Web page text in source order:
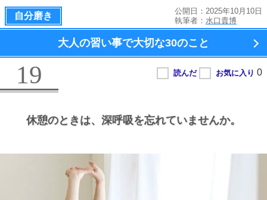
自分磨き
公開日：2025年10月10日
執筆者： 水口貴博
大人の習い事で大切な30のこと
19
休憩のときは、 深呼吸を忘れていませんか。